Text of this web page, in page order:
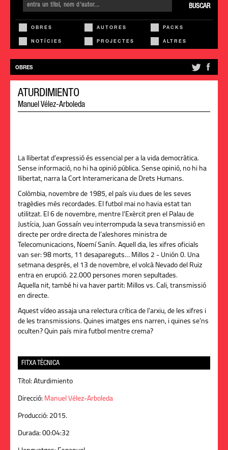
BUSCAR
OBRES AUTORES PACKS
NOTÍCIES PROJECTES ALTRES
OBRES
ATURDIMIENTO
Manuel Vélez-Arboleda
La llibertat d’expressió és essencial per a la vida democràtica.
Sense informació, no hi ha opinió pública. Sense opinió, no hi ha
llibertat, narra la Cort Interamericana de Drets Humans.
Colòmbia, novembre de 1985, el país viu dues de les seves
tragèdies més recordades. El futbol mai no havia estat tan
utilitzat. El 6 de novembre, mentre l’Exèrcit pren el Palau de
Justícia, Juan Gossaín veu interrompuda la seva transmissió en
directe per ordre directa de l’aleshores ministra de
Telecomunicacions, Noemí Sanín. Aquell dia, les xifres oficials
van ser: 98 morts, 11 desapareguts… Millos 2 - Unión 0. Una
setmana després, el 13 de novembre, el volcà Nevado del Ruiz
entra en erupció. 22.000 persones moren sepultades.
Aquella nit, també hi va haver partit: Millos vs. Cali, transmissió
en directe.
Aquest vídeo assaja una relectura crítica de l’arxiu, de les xifres i
de les transmissions. Quines imatges ens narren, i quines se’ns
oculten? Quin país mira futbol mentre crema?
FITXA TÈCNICA
Títol: Aturdimiento
Direcció: Manuel Vélez-Arboleda
Producció: 2015.
Durada: 00:04:32